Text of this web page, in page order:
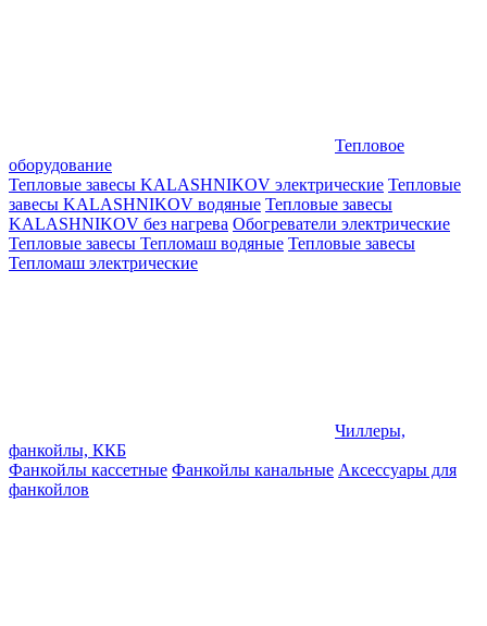
Тепловое
оборудование
Тепловые завесы KALASHNIKOV электрические Тепловые
завесы KALASHNIKOV водяные Тепловые завесы
KALASHNIKOV без нагрева Обогреватели электрические
Тепловые завесы Тепломаш водяные Тепловые завесы
Тепломаш электрические
Чиллеры,
фанкойлы, ККБ
Фанкойлы кассетные Фанкойлы канальные Аксессуары для
фанкойлов